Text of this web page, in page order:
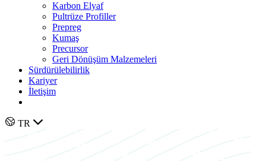
Karbon Elyaf
Pultrüze Profiller
Prepreg
Kumaş
Precursor
Geri Dönüşüm Malzemeleri
Sürdürülebilirlik
Kariyer
İletişim
TR